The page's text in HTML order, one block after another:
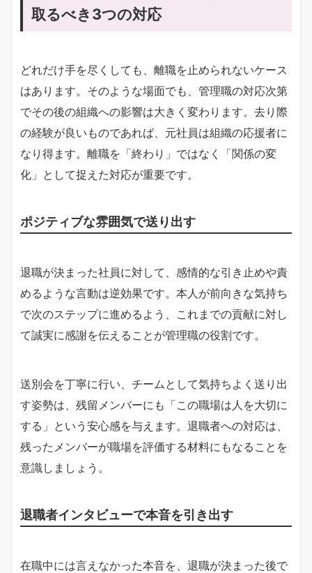
取るべき3つの対応
どれだけ手を尽くしても、離職を止められないケース
はあります。そのような場面でも、管理職の対応次第
でその後の組織への影響は大きく変わります。去り際
の経験が良いものであれば、元社員は組織の応援者に
なり得ます。離職を「終わり」ではなく「関係の変
化」として捉えた対応が重要です。
ポジティブな雰囲気で送り出す
退職が決まった社員に対して、感情的な引き止めや責
めるような言動は逆効果です。本人が前向きな気持ち
で次のステップに進めるよう、これまでの貢献に対し
て誠実に感謝を伝えることが管理職の役割です。
送別会を丁寧に行い、チームとして気持ちよく送り出
す姿勢は、残留メンバーにも「この職場は人を大切に
する」という安心感を与えます。退職者への対応は、
残ったメンバーが職場を評価する材料にもなることを
意識しましょう。
退職者インタビューで本音を引き出す
在職中には言えなかった本音を、退職が決まった後で